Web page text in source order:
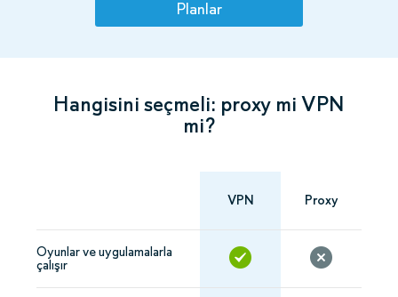
Planlar
Hangisini seçmeli: proxy mi VPN
mi?
VPN Proxy
Oyunlar ve uygulamalarla
çalışır